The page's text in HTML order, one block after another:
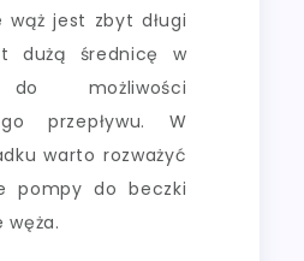
wąż jest zbyt długi
dużą średnicę w
możliwości
przepływu. W
warto rozważyć
pompy do beczki
węża.